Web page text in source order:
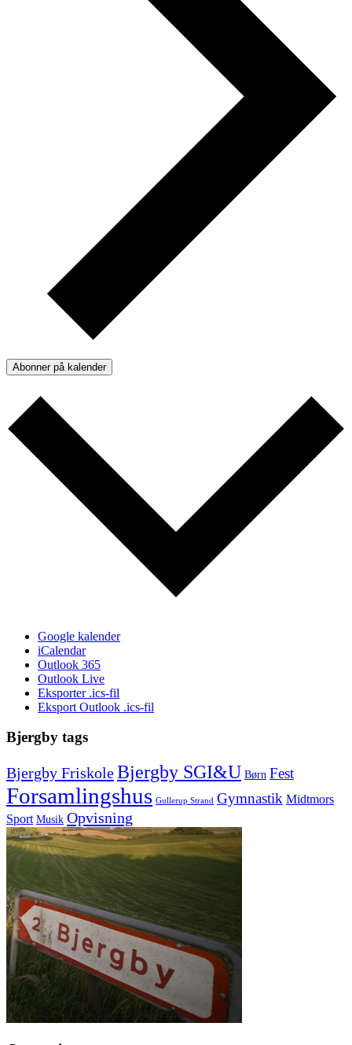
Abonner på kalender
Google kalender
iCalendar
Outlook 365
Outlook Live
Eksporter .ics-fil
Eksport Outlook .ics-fil
Bjergby tags
Bjergby FriskoleBjergby SGI&U Børn Fest
Forsamlingshus Gullerup Strand Gymnastik Midtmors
Sport Musik Opvisning